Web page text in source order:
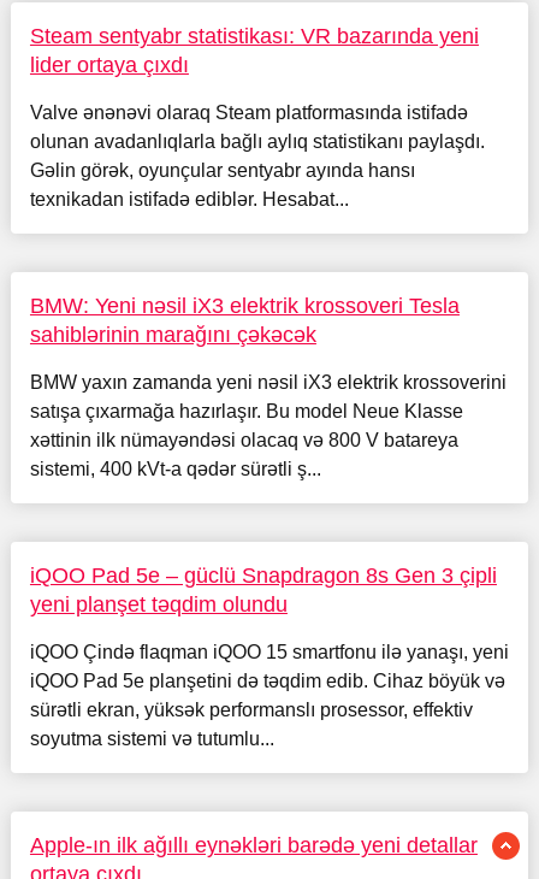
Steam sentyabr statistikası: VR bazarında yeni
lider ortaya çıxdı
Valve ənənəvi olaraq Steam platformasında istifadə
olunan avadanlıqlarla bağlı aylıq statistikanı paylaşdı.
Gəlin görək, oyunçular sentyabr ayında hansı
texnikadan istifadə ediblər. Hesabat...
BMW: Yeni nəsil iX3 elektrik krossoveri Tesla
sahiblərinin marağını çəkəcək
BMW yaxın zamanda yeni nəsil iX3 elektrik krossoverini
satışa çıxarmağa hazırlaşır. Bu model Neue Klasse
xəttinin ilk nümayəndəsi olacaq və 800 V batareya
sistemi, 400 kVt-a qədər sürətli ş...
iQOO Pad 5e – güclü Snapdragon 8s Gen 3 çipli
yeni planşet təqdim olundu
iQOO Çində flaqman iQOO 15 smartfonu ilə yanaşı, yeni
iQOO Pad 5e planşetini də təqdim edib. Cihaz böyük və
sürətli ekran, yüksək performanslı prosessor, effektiv
soyutma sistemi və tutumlu...
Apple-ın ilk ağıllı eynəkləri barədə yeni detallar
ortaya çıxdı